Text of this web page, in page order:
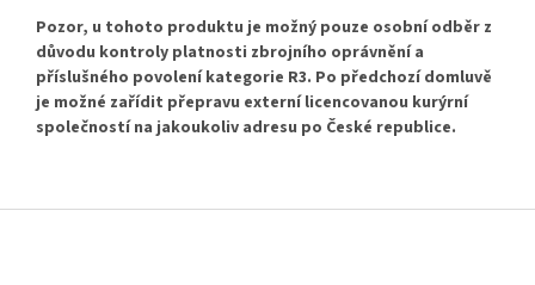
Pozor, u tohoto produktu je možný pouze osobní odběr z
důvodu kontroly platnosti zbrojního oprávnění a
příslušného povolení kategorie R3. Po předchozí domluvě
je možné zařídit přepravu externí licencovanou kurýrní
společností na jakoukoliv adresu po České republice.